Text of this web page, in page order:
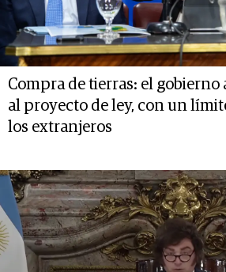
Compra de tierras: el gobierno
al proyecto de ley, con un
los extranjeros